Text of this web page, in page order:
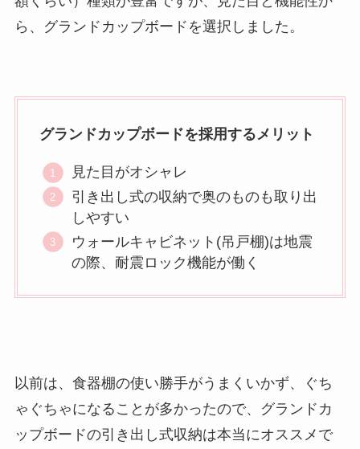
ら、グランドカップボードを選択しました。
グランドカップボードを採用するメリット
見た目がオシャレ
引き出し式の収納で奥のものも取り出
しやすい
ウォールキャビネット(吊戸棚)は地震
の際、耐震ロック機能が働く
以前は、食器棚の使い勝手がうまくいかず、ぐち
ゃぐちゃになることが多かったので、グランドカ
ップボードの引き出し式収納は本当にオススメで